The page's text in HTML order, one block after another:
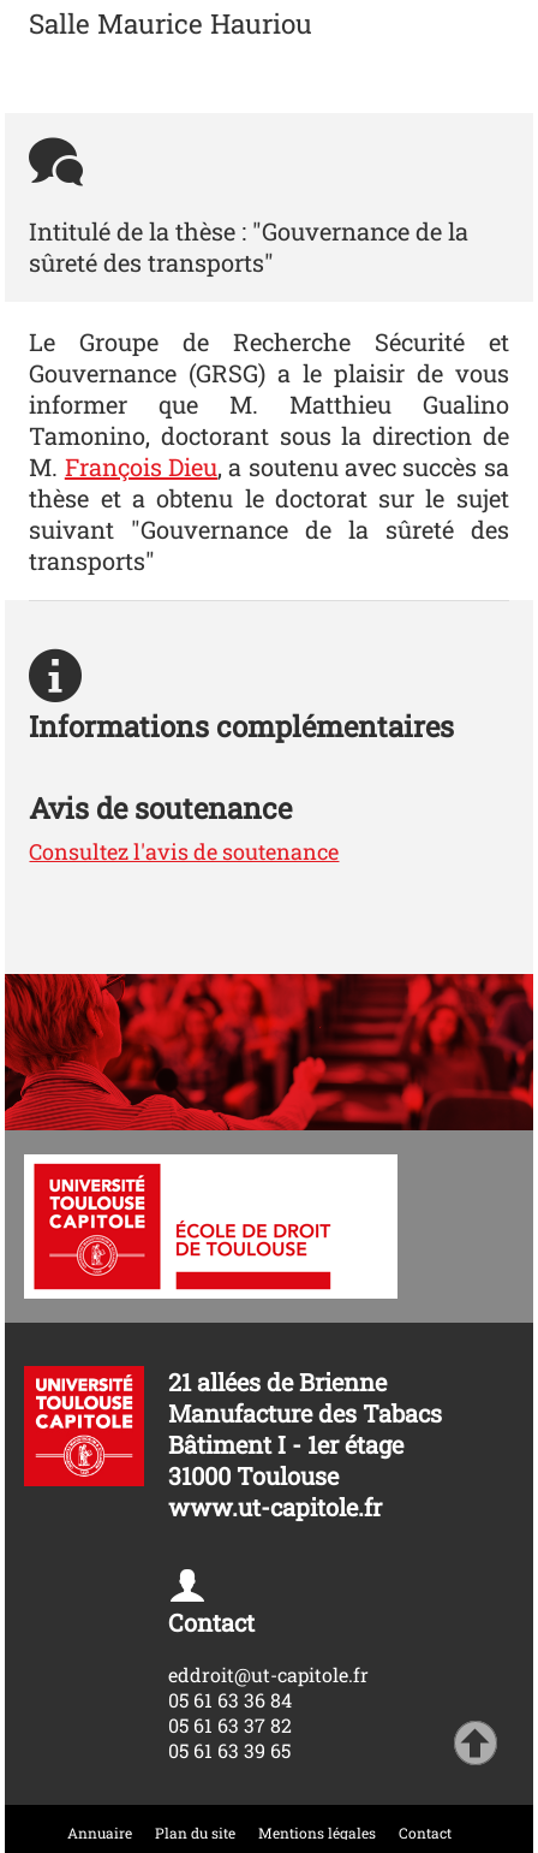
Salle Maurice Hauriou
Intitulé de la thèse : "Gouvernance de la
sûreté des transports"
Le Groupe de Recherche Sécurité et
Gouvernance (GRSG) a le plaisir de vous
informer que M. Matthieu Gualino
Tamonino, doctorant sous la direction de
M. François Dieu, a soutenu avec succès sa
thèse et a obtenu le doctorat sur le sujet
suivant "Gouvernance de la sûreté des
transports"
Informations complémentaires
Avis de soutenance
Consultez l'avis de soutenance
21 allées de Brienne
Manufacture des Tabacs
Bâtiment I - 1er étage
31000 Toulouse
www.ut-capitole.fr
Contact
eddroit@ut-capitole.fr
05 61 63 36 84
05 61 63 37 82
05 61 63 39 65
Annuaire Plan du site Mentions légales Contact